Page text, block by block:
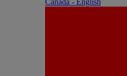
Canada - English